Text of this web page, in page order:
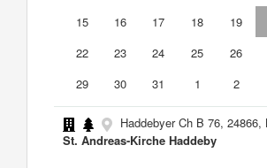
15
16 17 18 19
22
23 24 25 26
29
30 31 1 2
Haddebyer Ch B 76, 24866,
St. Andreas-Kirche Haddeby